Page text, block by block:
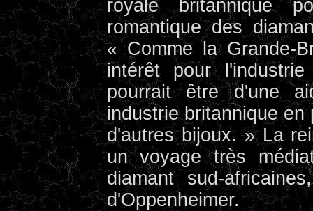
royale britannique
romantique des
« Comme la Grande-
intérêt pour
pourrait être d'une
industrie britannique
d'autres bijoux. » La
un voyage très
diamant sud-
d'Oppenheimer.